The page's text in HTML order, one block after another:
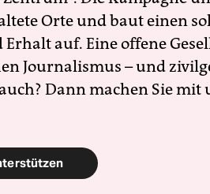
Orte und baut einen
Erhalt auf. Eine offene
Journalismus – und
Dann machen Sie